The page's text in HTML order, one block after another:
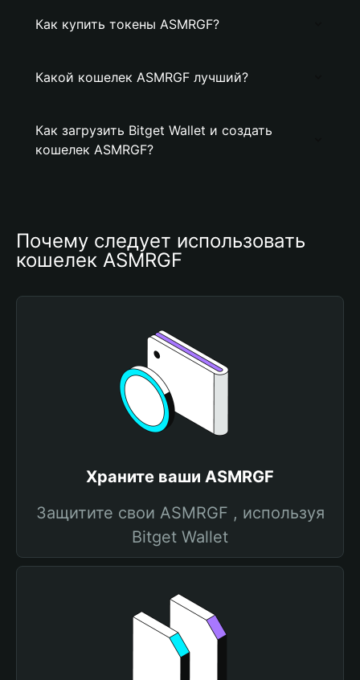
Как купить токены ASMRGF?
Какой кошелек ASMRGF лучший?
Как загрузить Bitget Wallet и создать
кошелек ASMRGF?
Почему следует использовать
кошелек ASMRGF
Храните ваши ASMRGF
Защитите свои ASMRGF , используя
Bitget Wallet